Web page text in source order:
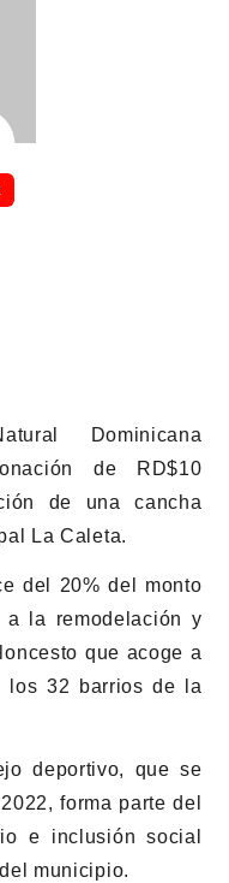
Dominicana
de RD$10
de una cancha
La Caleta.
del 20% del monto
la remodelación y
que acoge a
los 32 barrios de la
deportivo, que se
forma parte del
e inclusión social
municipio.